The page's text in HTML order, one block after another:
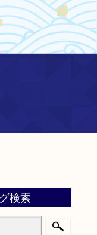
検索